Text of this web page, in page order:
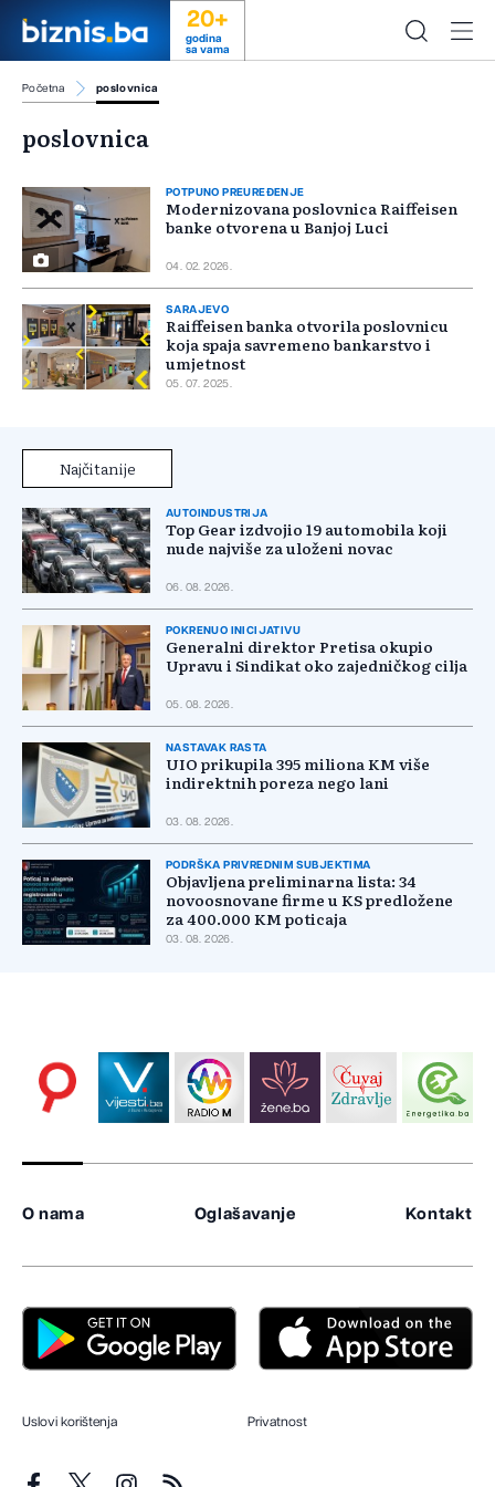
20+
godina
sa vama
Početna poslovnica
poslovnica
POTPUNO PREUREĐENJE
Modernizovana poslovnica Raiffeisen
banke otvorena u Banjoj Luci
04. 02. 2026.
SARAJEVO
Raiffeisen banka otvorila poslovnicu
koja spaja savremeno bankarstvo i
umjetnost
05. 07. 2025.
Najčitanije
AUTOINDUSTRIJA
Top Gear izdvojio 19 automobila koji
nude najviše za uloženi novac
06. 08. 2026.
POKRENUO INICIJATIVU
Generalni direktor Pretisa okupio
Upravu i Sindikat oko zajedničkog cilja
05. 08. 2026.
NASTAVAK RASTA
UIO prikupila 395 miliona KM više
indirektnih poreza nego lani
03. 08. 2026.
PODRŠKA PRIVREDNIM SUBJEKTIMA
Objavljena preliminarna lista: 34
novoosnovane firme u KS predložene
za 400.000 KM poticaja
03. 08. 2026.
O nama Oglašavanje Kontakt
Uslovi korištenja Privatnost